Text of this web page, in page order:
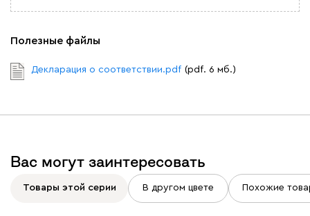
Полезные файлы
Декларация о соответствии.pdf (pdf. 6 мб.)
Вас могут заинтересовать
Товары этой серии В другом цвете Похожие